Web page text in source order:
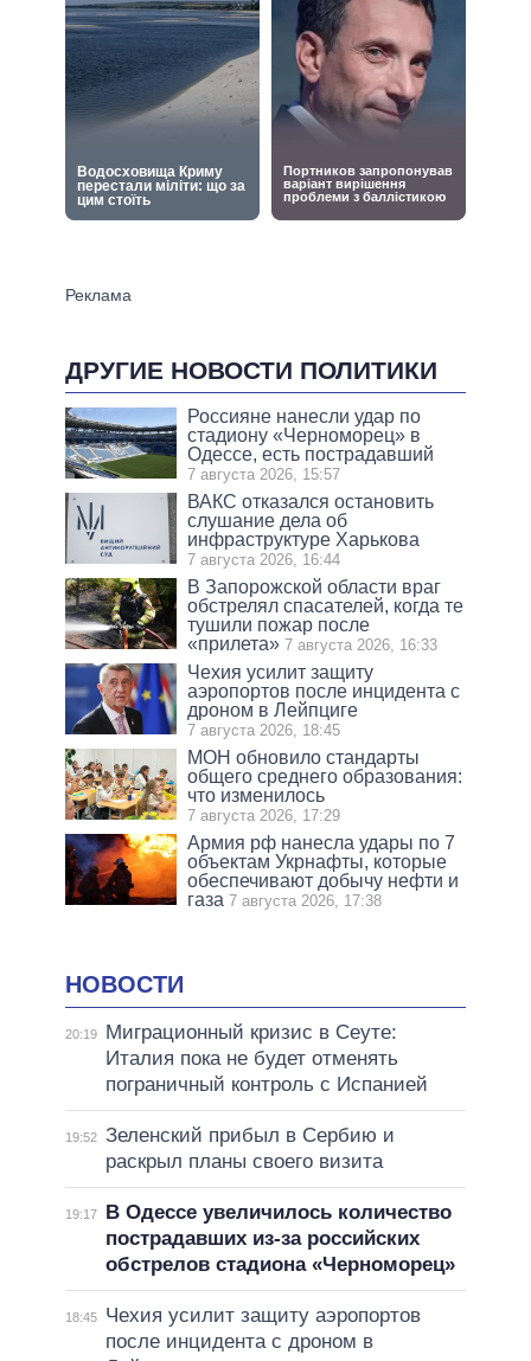
ДРУГИЕ НОВОСТИ ПОЛИТИКИ
Россияне нанесли удар по
стадиону «Черноморец» в
Одессе, есть пострадавший
7 августа 2026, 15:57
ВАКС отказался остановить
слушание дела об
инфраструктуре Харькова
7 августа 2026, 16:44
В Запорожской области враг
обстрелял спасателей, когда те
тушили пожар после
«прилета» 7 августа 2026, 16:33
Чехия усилит защиту
аэропортов после инцидента с
дроном в Лейпциге
7 августа 2026, 18:45
МОН обновило стандарты
общего среднего образования:
что изменилось
7 августа 2026, 17:29
Армия рф нанесла удары по 7
объектам Укрнафты, которые
обеспечивают добычу нефти и
газа 7 августа 2026, 17:38
НОВОСТИ
20:19
Миграционный кризис в Сеуте:
Италия пока не будет отменять
пограничный контроль с Испанией
19:52 Зеленский прибыл в Сербию и
раскрыл планы своего визита
19:17
В Одессе увеличилось количество
пострадавших из-за российских
обстрелов стадиона «Черноморец»
18:45
Чехия усилит защиту аэропортов
после инцидента с дроном в